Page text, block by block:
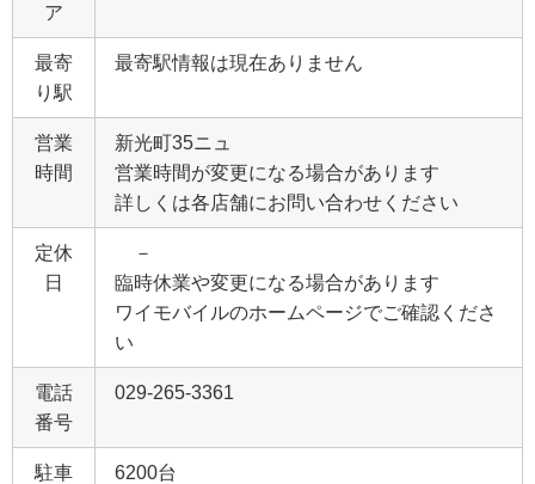
ア
最寄
り駅
最寄駅情報は現在ありません
営業
時間
新光町35ニュ
営業時間が変更になる場合があります
詳しくは各店舗にお問い合わせください
定休
日
－
臨時休業や変更になる場合があります
ワイモバイルのホームページでご確認くださ
い
電話
番号
029-265-3361
駐車
6200台